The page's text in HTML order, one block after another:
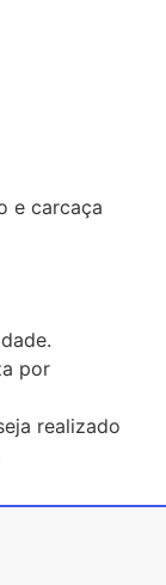
e carcaça
por
realizado